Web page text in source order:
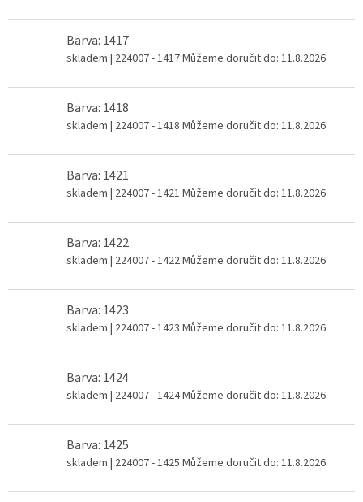
Barva: 1417
skladem | 224007 - 1417Můžeme doručit do: 11.8.2026
Barva: 1418
skladem | 224007 - 1418 Můžeme doručit do: 11.8.2026
Barva: 1421
skladem | 224007 - 1421 Můžeme doručit do: 11.8.2026
Barva: 1422
skladem | 224007 - 1422Můžeme doručit do: 11.8.2026
Barva: 1423
skladem | 224007 - 1423 Můžeme doručit do: 11.8.2026
Barva: 1424
skladem | 224007 - 1424Můžeme doručit do: 11.8.2026
Barva: 1425
skladem | 224007 - 1425 Můžeme doručit do: 11.8.2026